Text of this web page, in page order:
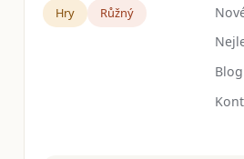
Hry
Růžný
Blog